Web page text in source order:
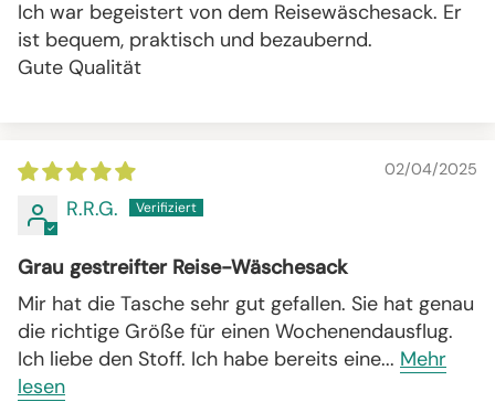
Ich war begeistert von dem Reisewäschesack. Er
ist bequem, praktisch und bezaubernd.
Gute Qualität
02/04/2025
R.R.G.
Grau gestreifter Reise-Wäschesack
Mir hat die Tasche sehr gut gefallen. Sie hat genau
die richtige Größe für einen Wochenendausflug.
Ich liebe den Stoff. Ich habe bereits eine... Mehr
lesen